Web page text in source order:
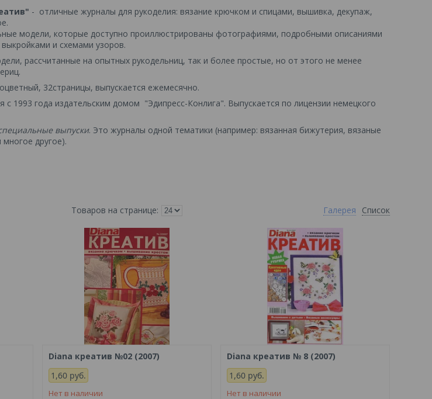
- отличные журналы для рукоделия: вязание крючком и спицами, вышивка, декупаж,
модели, которые доступно проиллюстрированы фотографиями, подробными описаниями
и схемами узоров.
рассчитанные на опытных рукодельниц, так и более простые, но от этого не менее
32страницы, выпускается ежемесячно.
с 1993 года издательским домом "Эдипресс-Конлига". Выпускается по лицензии немецкого
выпуски. Это журналы одной тематики (например: вязанная бижутерия, вязаные
другое).
Галерея Список
Diana креатив №02 (2007)
1,60 руб.
Нет в наличии
Diana креатив № 8 (2007)
1,60 руб.
Нет в наличии